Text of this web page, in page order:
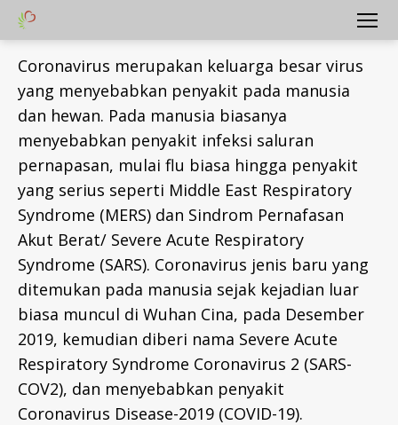
Yayasan
Peduli
Hati
Bangsa
Menu
Coronavirus merupakan keluarga besar virus
yang menyebabkan penyakit pada manusia
dan hewan. Pada manusia biasanya
menyebabkan penyakit infeksi saluran
pernapasan, mulai flu biasa hingga penyakit
yang serius seperti Middle East Respiratory
Syndrome (MERS) dan Sindrom Pernafasan
Akut Berat/ Severe Acute Respiratory
Syndrome (SARS). Coronavirus jenis baru yang
ditemukan pada manusia sejak kejadian luar
biasa muncul di Wuhan Cina, pada Desember
2019, kemudian diberi nama Severe Acute
Respiratory Syndrome Coronavirus 2 (SARS-
COV2), dan menyebabkan penyakit
Coronavirus Disease-2019 (COVID-19).